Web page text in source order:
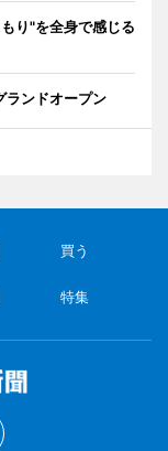
り"を全身で感じる
ンドオープン
買う
特集